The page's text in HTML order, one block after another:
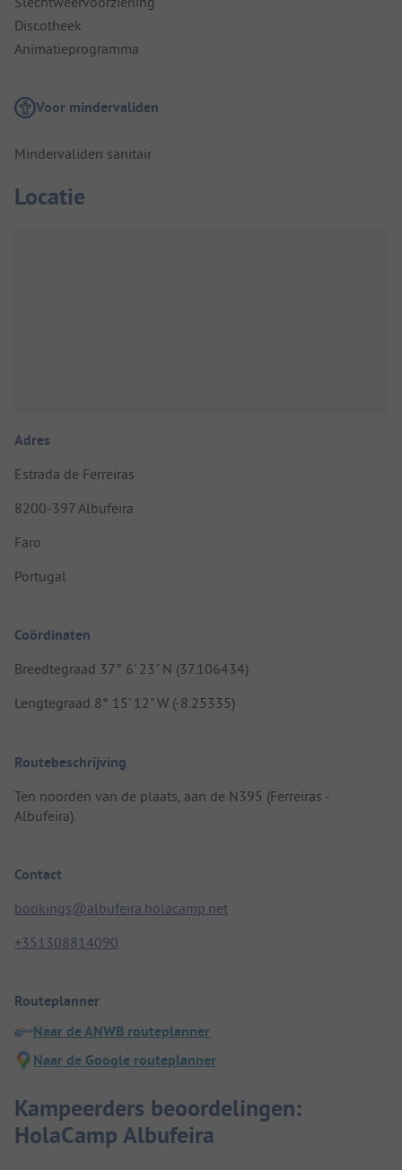
Discotheek
Animatieprogramma
Voor mindervaliden
Mindervaliden sanitair
Locatie
Adres
Estrada de Ferreiras
8200-397 Albufeira
Faro
Portugal
Coördinaten
Breedtegraad 37° 6' 23" N (37.106434)
Lengtegraad 8° 15' 12" W (-8.25335)
Routebeschrijving
Ten noorden van de plaats, aan de N395 (Ferreiras -
Albufeira).
Contact
bookings@albufeira.holacamp.net
+351308814090
Routeplanner
Naar de ANWB routeplanner
Naar de Google routeplanner
Kampeerders beoordelingen:
HolaCamp Albufeira